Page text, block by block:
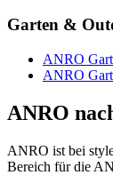
Garten &
ANRO
ANRO
ANRO
ANRO ist bei
Bereich für die